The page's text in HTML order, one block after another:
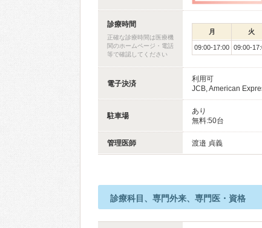
診療時間
正確な診療時間は医療機
関のホームページ・電話
等で確認してください
月 火
09:00-17:00 09:00-
電子決済
利用可
JCB, American
駐車場
あり
無料:50台
管理医師 渡邉 貞義
診療科目、専門外来、専門医・資格